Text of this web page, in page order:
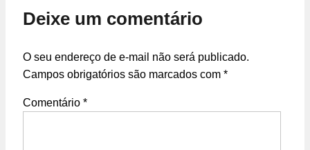
Deixe um comentário
O seu endereço de e-mail não será publicado.
Campos obrigatórios são marcados com *
Comentário *